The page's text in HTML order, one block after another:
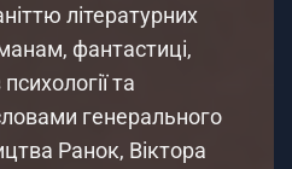
літературних
фантастиці,
та
генерального
Ранок, Віктора